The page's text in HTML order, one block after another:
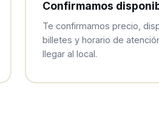
Confirmamos
Te confirmamos precio,
billetes y horario de
llegar al local.